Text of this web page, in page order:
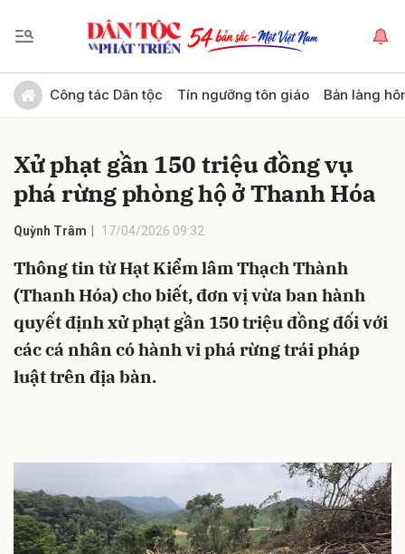
Công tác Dân tộc Tín ngưỡng tôn giáo Bản làng
Xử phạt gần 150 triệu đồng vụ
phá rừng phòng hộ ở Thanh Hóa
Quỳnh Trâm 17/04/2026 09:32
Thông tin từ Hạt Kiểm lâm Thạch Thành
(Thanh Hóa) cho biết, đơn vị vừa ban hành
quyết định xử phạt gần 150 triệu đồng đối với
các cá nhân có hành vi phá rừng trái pháp
luật trên địa bàn.
Gửi bình luận
Hủy